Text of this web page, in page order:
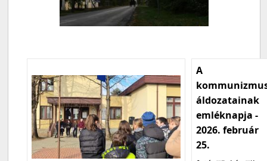
A
áldozatainak
emléknapja -
2026. február
25.